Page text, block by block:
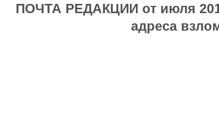
ПОЧТА РЕДАКЦИИ от июля
адреса